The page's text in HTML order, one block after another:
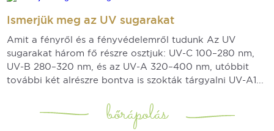
Ismerjük meg az UV sugarakat
Amit a fényről és a fényvédelemről tudunk Az UV
sugarakat három fő részre osztjuk: UV-C 100–280 nm,
UV-B 280–320 nm, és az UV-A 320–400 nm, utóbbit
további két alrészre bontva is szokták tárgyalni UV-A1...
bőrápolás